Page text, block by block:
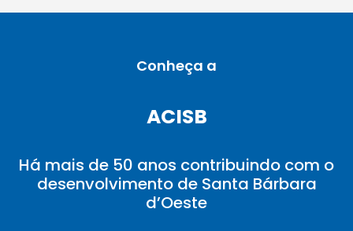
Conheça a
ACISB
Há mais de 50 anos contribuindo com o
desenvolvimento de Santa Bárbara
d’Oeste